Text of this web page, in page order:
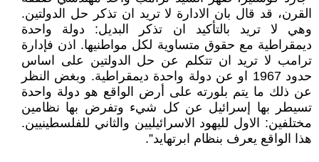
القرن، قد قال بان الادارة لا تريد ان تذكر حل الدولتين.
وهي لا تريد بالتأكيد ان تذكر البديل: دولة واحدة
ديمقراطية مع حقوق متساوية لكل مواطنيها. اذن فإدارة
ترامب لا تريد ان تتكلم عن حل الدولتين على اساس
حدود 1967 او عن دولة واحدة ديمقراطية. وبغض النظر
عن ذلك ما يتم بلورته على أرض الواقع هو دولة واحدة
تسيطر بها إسرائيل عن كل شيء وتفرض بها نظامين
مختلفين: الاول لليهود الاسرائيليين والثاني للفلسطينيين.
هذا الواقع يعرف بنظام ابرتهايد”.